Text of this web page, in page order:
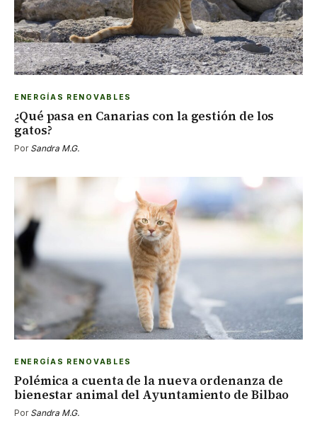
ENERGÍAS RENOVABLES
¿Qué pasa en Canarias con la gestión de los
gatos?
Por Sandra M.G.
ENERGÍAS RENOVABLES
Polémica a cuenta de la nueva ordenanza de
bienestar animal del Ayuntamiento de Bilbao
Por Sandra M.G.